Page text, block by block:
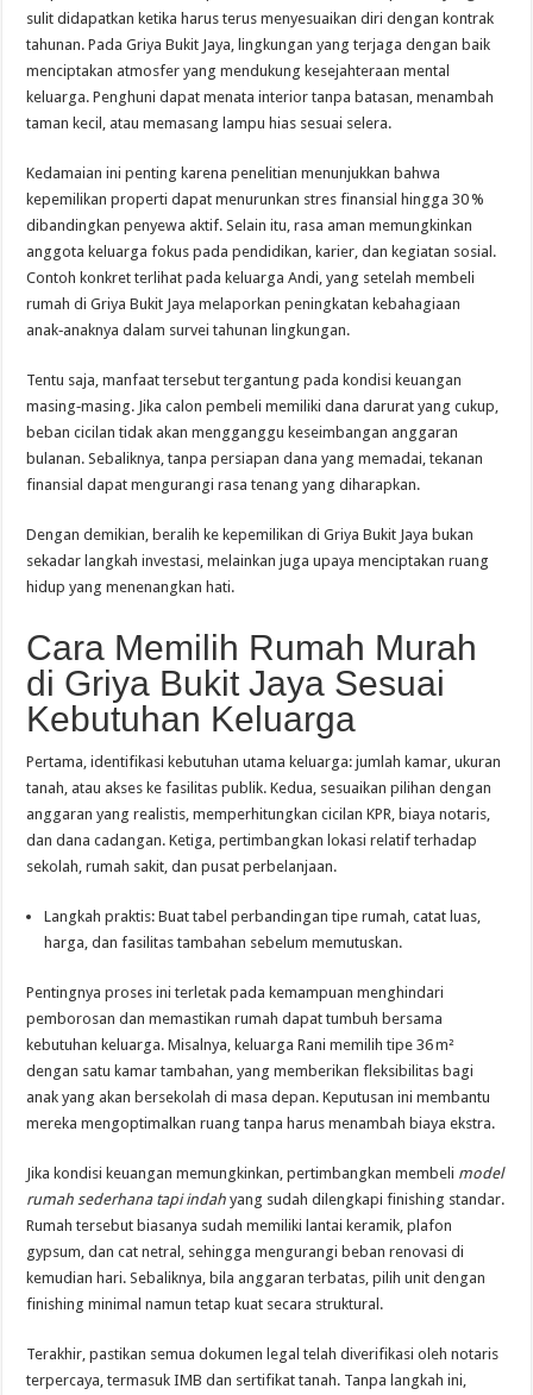
sulit didapatkan ketika harus terus menyesuaikan diri dengan kontrak
tahunan. Pada Griya Bukit Jaya, lingkungan yang terjaga dengan baik
menciptakan atmosfer yang mendukung kesejahteraan mental
keluarga. Penghuni dapat menata interior tanpa batasan, menambah
taman kecil, atau memasang lampu hias sesuai selera.
Kedamaian ini penting karena penelitian menunjukkan bahwa
kepemilikan properti dapat menurunkan stres finansial hingga 30 %
dibandingkan penyewa aktif. Selain itu, rasa aman memungkinkan
anggota keluarga fokus pada pendidikan, karier, dan kegiatan sosial.
Contoh konkret terlihat pada keluarga Andi, yang setelah membeli
rumah di Griya Bukit Jaya melaporkan peningkatan kebahagiaan
anak‑anaknya dalam survei tahunan lingkungan.
Tentu saja, manfaat tersebut tergantung pada kondisi keuangan
masing‑masing. Jika calon pembeli memiliki dana darurat yang cukup,
beban cicilan tidak akan mengganggu keseimbangan anggaran
bulanan. Sebaliknya, tanpa persiapan dana yang memadai, tekanan
finansial dapat mengurangi rasa tenang yang diharapkan.
Dengan demikian, beralih ke kepemilikan di Griya Bukit Jaya bukan
sekadar langkah investasi, melainkan juga upaya menciptakan ruang
hidup yang menenangkan hati.
Cara Memilih Rumah Murah
di Griya Bukit Jaya Sesuai
Kebutuhan Keluarga
Pertama, identifikasi kebutuhan utama keluarga: jumlah kamar, ukuran
tanah, atau akses ke fasilitas publik. Kedua, sesuaikan pilihan dengan
anggaran yang realistis, memperhitungkan cicilan KPR, biaya notaris,
dan dana cadangan. Ketiga, pertimbangkan lokasi relatif terhadap
sekolah, rumah sakit, dan pusat perbelanjaan.
Langkah praktis: Buat tabel perbandingan tipe rumah, catat luas,
harga, dan fasilitas tambahan sebelum memutuskan.
Pentingnya proses ini terletak pada kemampuan menghindari
pemborosan dan memastikan rumah dapat tumbuh bersama
kebutuhan keluarga. Misalnya, keluarga Rani memilih tipe 36 m²
dengan satu kamar tambahan, yang memberikan fleksibilitas bagi
anak yang akan bersekolah di masa depan. Keputusan ini membantu
mereka mengoptimalkan ruang tanpa harus menambah biaya ekstra.
Jika kondisi keuangan memungkinkan, pertimbangkan membeli model
rumah sederhana tapi indah yang sudah dilengkapi finishing standar.
Rumah tersebut biasanya sudah memiliki lantai keramik, plafon
gypsum, dan cat netral, sehingga mengurangi beban renovasi di
kemudian hari. Sebaliknya, bila anggaran terbatas, pilih unit dengan
finishing minimal namun tetap kuat secara struktural.
Terakhir, pastikan semua dokumen legal telah diverifikasi oleh notaris
terpercaya, termasuk IMB dan sertifikat tanah. Tanpa langkah ini,